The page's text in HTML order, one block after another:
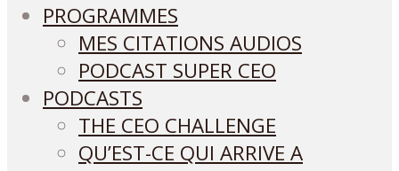
PROGRAMMES
MES CITATIONS AUDIOS
PODCAST SUPER CEO
PODCASTS
THE CEO CHALLENGE
QU’EST-CE QUI ARRIVE A